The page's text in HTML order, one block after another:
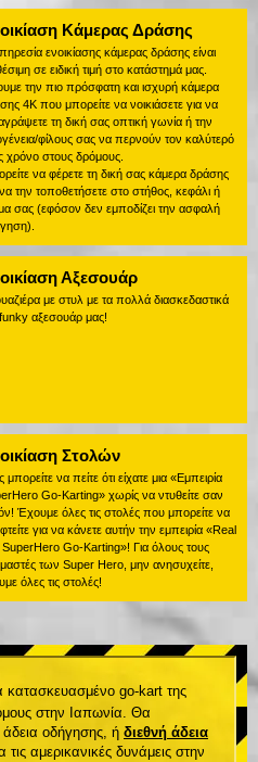
Κάμερας Δράσης
ενοικίασης κάμερας δράσης είναι
σε ειδική τιμή στο κατάστημά μας.
την πιο πρόσφατη και ισχυρή κάμερα
4K που μπορείτε να νοικιάσετε για να
τη δική σας οπτική γωνία ή την
φίλους σας να περνούν τον καλύτερό
χρόνο στους δρόμους.
να φέρετε τη δική σας κάμερα δράσης
την τοποθετήσετε στο στήθος, κεφάλι ή
σας (εφόσον δεν εμποδίζει την ασφαλή
Αξεσουάρ
με στυλ με τα πολλά διασκεδαστικά
funky αξεσουάρ μας!
Στολών
μπορείτε να πείτε ότι είχατε μια «Εμπειρία
Go-Karting» χωρίς να ντυθείτε σαν
Έχουμε όλες τις στολές που μπορείτε να
για να κάνετε αυτήν την εμπειρία «Real
SuperHero Go-Karting»! Για όλους τους
των Super Hero, μην ανησυχείτε,
όλες τις στολές!
κατασκευασμένο go-kart της
στην Ιαπωνία. Θα
άδεια οδήγησης, ή διεθνή άδεια
αμερικανικές δυνάμεις στην